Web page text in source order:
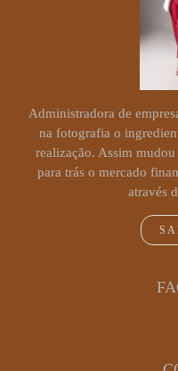
Administradora de
na fotografia o
realização. Assim
para trás o mercado
através